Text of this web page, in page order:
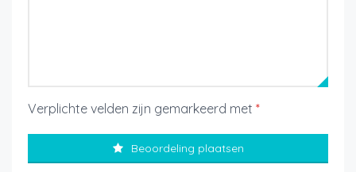
Verplichte velden zijn gemarkeerd met *
Beoordeling plaatsen